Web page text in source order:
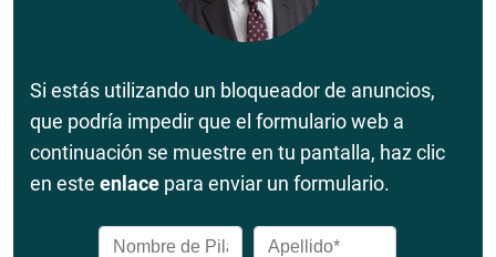
Si estás utilizando un bloqueador de anuncios,
que podría impedir que el formulario web a
continuación se muestre en tu pantalla, haz clic
en este enlace para enviar un formulario.